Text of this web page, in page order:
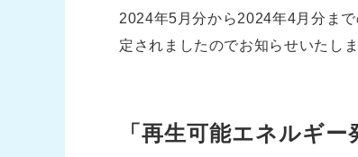
2024年5月分から2024年4月分ま
定されましたのでお知らせいたしま
「再生可能エネルギ